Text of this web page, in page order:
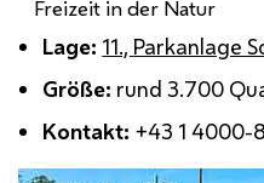
Freizeit in der Natur
Lage: 11., Parkanlage
Größe: rund 3.700
Kontakt: +43 1 4000-